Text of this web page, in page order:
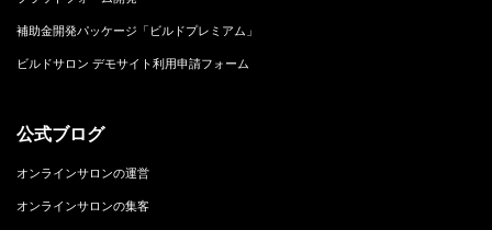
補助金開発パッケージ「ビルドプレミアム」
ビルドサロン デモサイト利用申請フォーム
公式ブログ
オンラインサロンの運営
オンラインサロンの集客